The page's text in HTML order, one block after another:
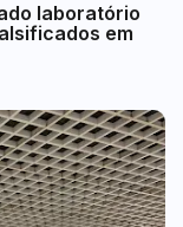
laboratório
em